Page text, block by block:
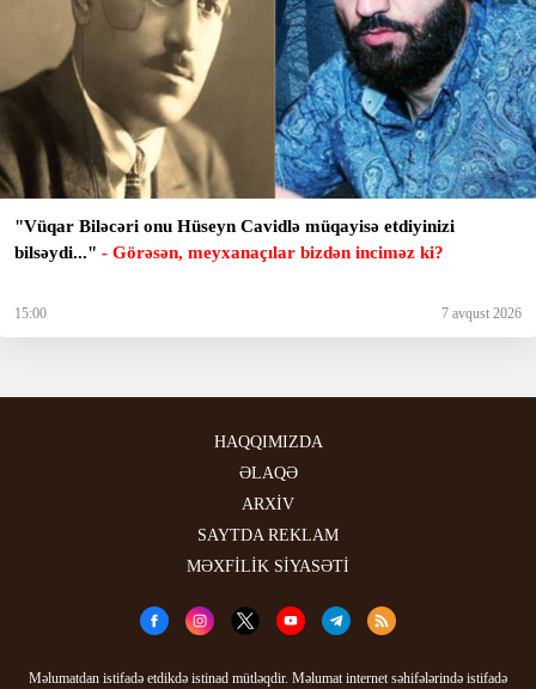
"Vüqar Biləcəri onu Hüseyn Cavidlə müqayisə etdiyinizi
bilsəydi..." - Görəsən, meyxanaçılar bizdən inciməz ki?
15:00 7 avqust 2026
HAQQIMIZDA
ƏLAQƏ
ARXİV
SAYTDA REKLAM
MƏXFİLİK SİYASƏTİ
Məlumatdan istifadə etdikdə istinad mütləqdir. Məlumat internet səhifələrində istifadə